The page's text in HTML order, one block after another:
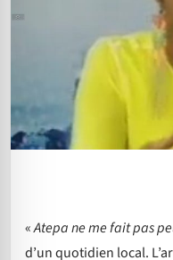
«Atepa ne me fait pas
d’un quotidien local.